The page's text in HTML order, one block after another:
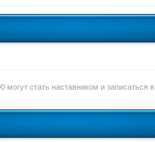
стать наставником и записаться в